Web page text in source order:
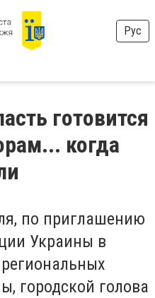
Рус
готовится
когда
по приглашению
Украины в
городской голова